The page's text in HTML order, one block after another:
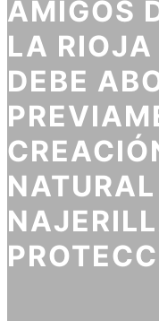
AMIGOS
LA RIOJA
DEBE